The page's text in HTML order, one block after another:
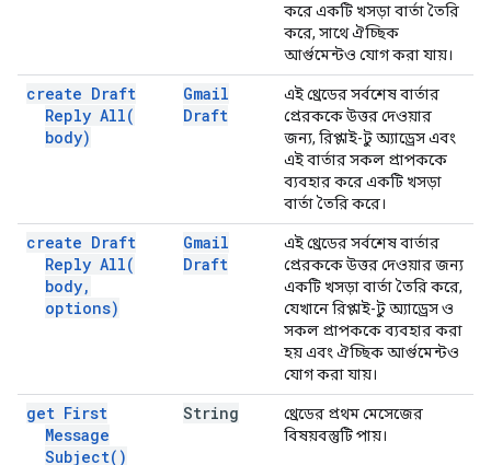
করে একটি খসড়া বার্তা তৈরি
করে, সাথে ঐচ্ছিক
আর্গুমেন্টও যোগ করা যায়।
create Draft
Reply All(
body)
Gmail
Draft
এই থ্রেডের সর্বশেষ বার্তার
প্রেরককে উত্তর দেওয়ার
জন্য, রিপ্লাই-টু অ্যাড্রেস এবং
এই বার্তার সকল প্রাপককে
ব্যবহার করে একটি খসড়া
বার্তা তৈরি করে।
create Draft
Reply All(
body,
options)
Gmail
Draft
এই থ্রেডের সর্বশেষ বার্তার
প্রেরককে উত্তর দেওয়ার জন্য
একটি খসড়া বার্তা তৈরি করে,
যেখানে রিপ্লাই-টু অ্যাড্রেস ও
সকল প্রাপককে ব্যবহার করা
হয় এবং ঐচ্ছিক আর্গুমেন্টও
যোগ করা যায়।
get First
Message
Subject( )
String
থ্রেডের প্রথম মেসেজের
বিষয়বস্তুটি পায়।